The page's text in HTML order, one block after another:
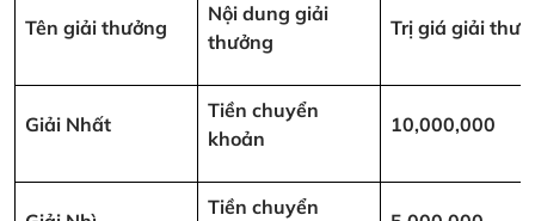
Tên giải thưởng
Nội dung giải
thưởng
Trị giá giải
Giải Nhất
Tiền chuyển
khoản
10,000,000
Tiền chuyển